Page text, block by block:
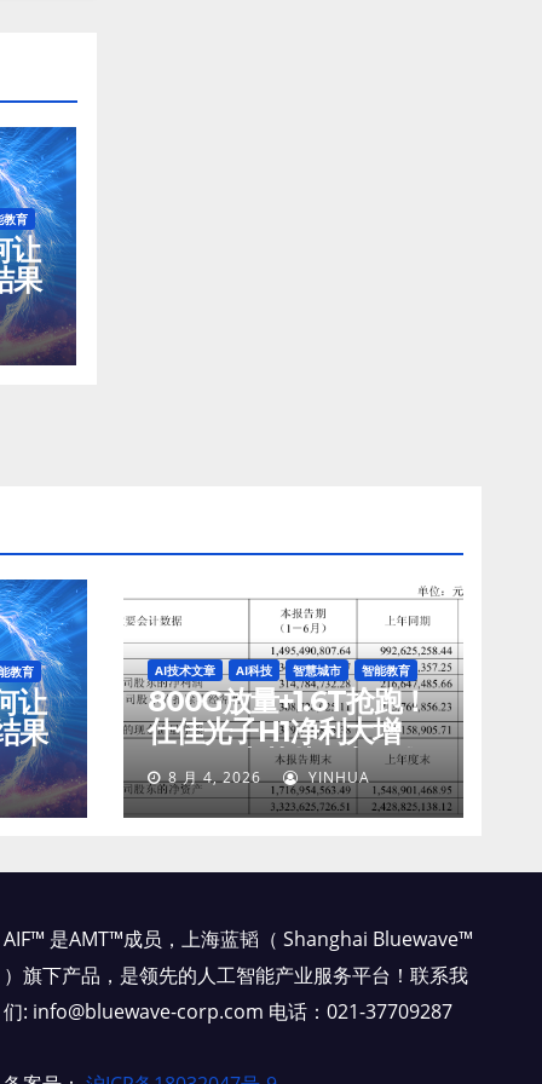
教育
让
果
教育
让
果
AI技术文章 AI科技 智慧城市 智能教育
800G放量+1.6T抢跑！
仕佳光子H1净利大增
45%，光芯片收入狂飙
77%
8 月 4, 2026 YINHUA
AIF™ 是AMT™成员，上海蓝韬（ Shanghai Bluewave™
）旗下产品，是领先的人工智能产业服务平台！联系我
们: info@bluewave-corp.com 电话：021-37709287